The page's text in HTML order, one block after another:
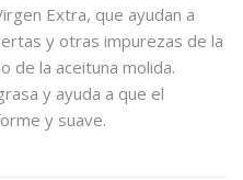
Extra, que ayudan a
y otras impurezas de la
de la aceituna molida.
y ayuda a que el
y suave.